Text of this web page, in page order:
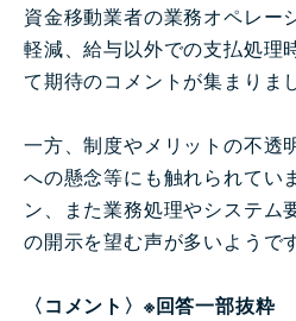
資金移動業者の業務オペレー
軽減、給与以外での支払処理
て期待のコメントが集まりま
一方、制度やメリットの不透
への懸念等にも触れられてい
ン、また業務処理やシステム
の開示を望む声が多いようです
〈コメント〉※回答一部抜粋